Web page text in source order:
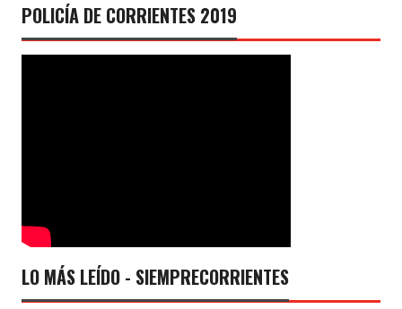
POLICÍA DE CORRIENTES 2019
LO MÁS LEÍDO - SIEMPRECORRIENTES